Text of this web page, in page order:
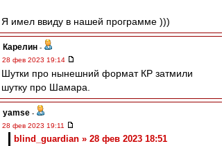
Я имел ввиду в нашей программе )))
Карелин -
28 фев 2023 19:14
Шутки про нынешний формат КР затмили
шутку про Шамара.
yamse -
28 фев 2023 19:11
blind_guardian » 28 фев 2023 18:51